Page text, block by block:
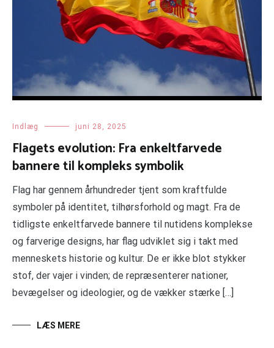
Indlæg juni 28, 2025
Flagets evolution: Fra enkeltfarvede
bannere til kompleks symbolik
Flag har gennem århundreder tjent som kraftfulde
symboler på identitet, tilhørsforhold og magt. Fra de
tidligste enkeltfarvede bannere til nutidens komplekse
og farverige designs, har flag udviklet sig i takt med
menneskets historie og kultur. De er ikke blot stykker
stof, der vajer i vinden; de repræsenterer nationer,
bevægelser og ideologier, og de vækker stærke […]
LÆS MERE